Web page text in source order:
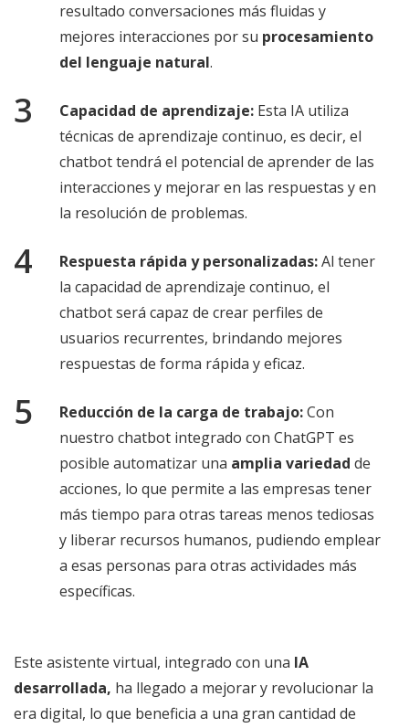
resultado conversaciones más fluidas y
mejores interacciones por su procesamiento
del lenguaje natural.
Capacidad de aprendizaje: Esta IA utiliza
técnicas de aprendizaje continuo, es decir, el
chatbot tendrá el potencial de aprender de las
interacciones y mejorar en las respuestas y en
la resolución de problemas.
Respuesta rápida y personalizadas:Al tener
la capacidad de aprendizaje continuo, el
chatbot será capaz de crear perfiles de
usuarios recurrentes, brindando mejores
respuestas de forma rápida y eficaz.
Reducción de la carga de trabajo:Con
nuestro chatbot integrado con ChatGPT es
posible automatizar una amplia variedad de
acciones, lo que permite a las empresas tener
más tiempo para otras tareas menos tediosas
y liberar recursos humanos, pudiendo emplear
a esas personas para otras actividades más
específicas.
Este asistente virtual, integrado con una IA
desarrollada, ha llegado a mejorar y revolucionar la
era digital, lo que beneficia a una gran cantidad de